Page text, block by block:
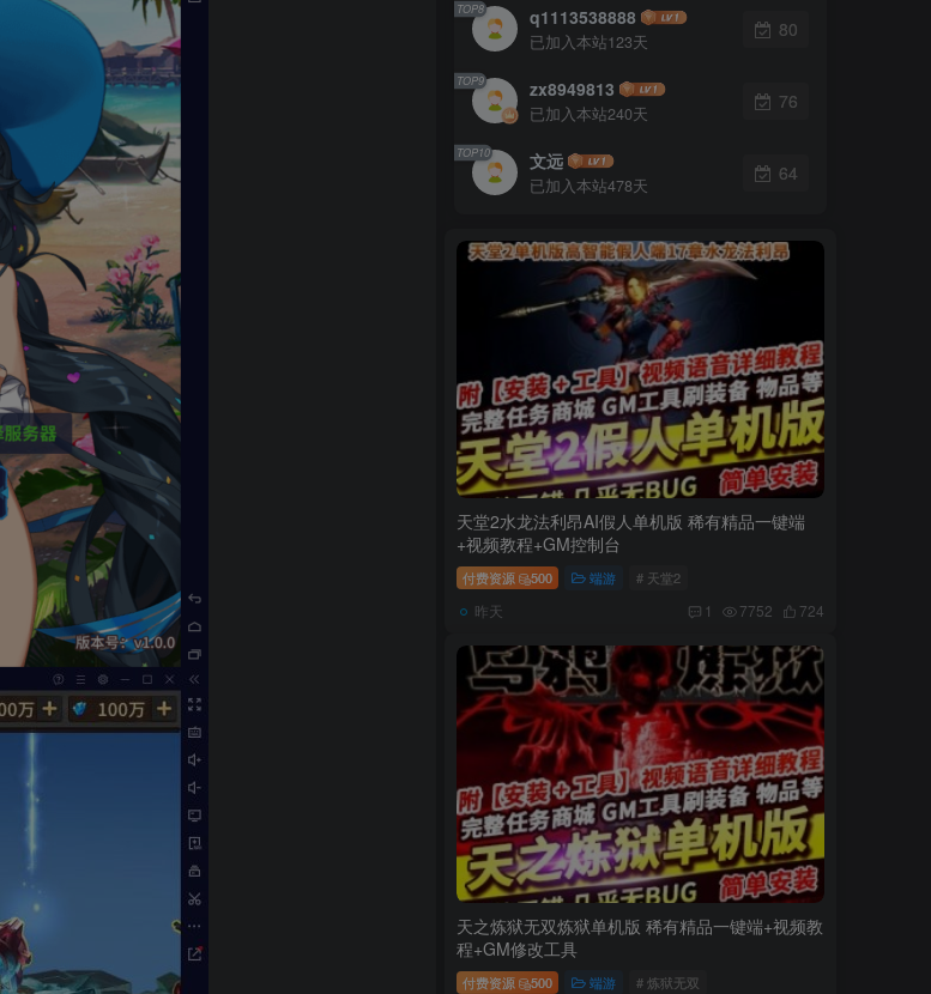
TOP8 q1113538888
已加入本站123天
80
TOP9 zx8949813
已加入本站240天
76
TOP10 文远
已加入本站478天
64
天堂2水龙法利昂AI假人单机版 稀有精品一键端
+视频教程+GM控制台
付费资源 500 端游 # 天堂2
昨天 1 7752 724
天之炼狱无双炼狱单机版 稀有精品一键端+视频教
程+GM修改工具
付费资源 500 端游 # 炼狱无双